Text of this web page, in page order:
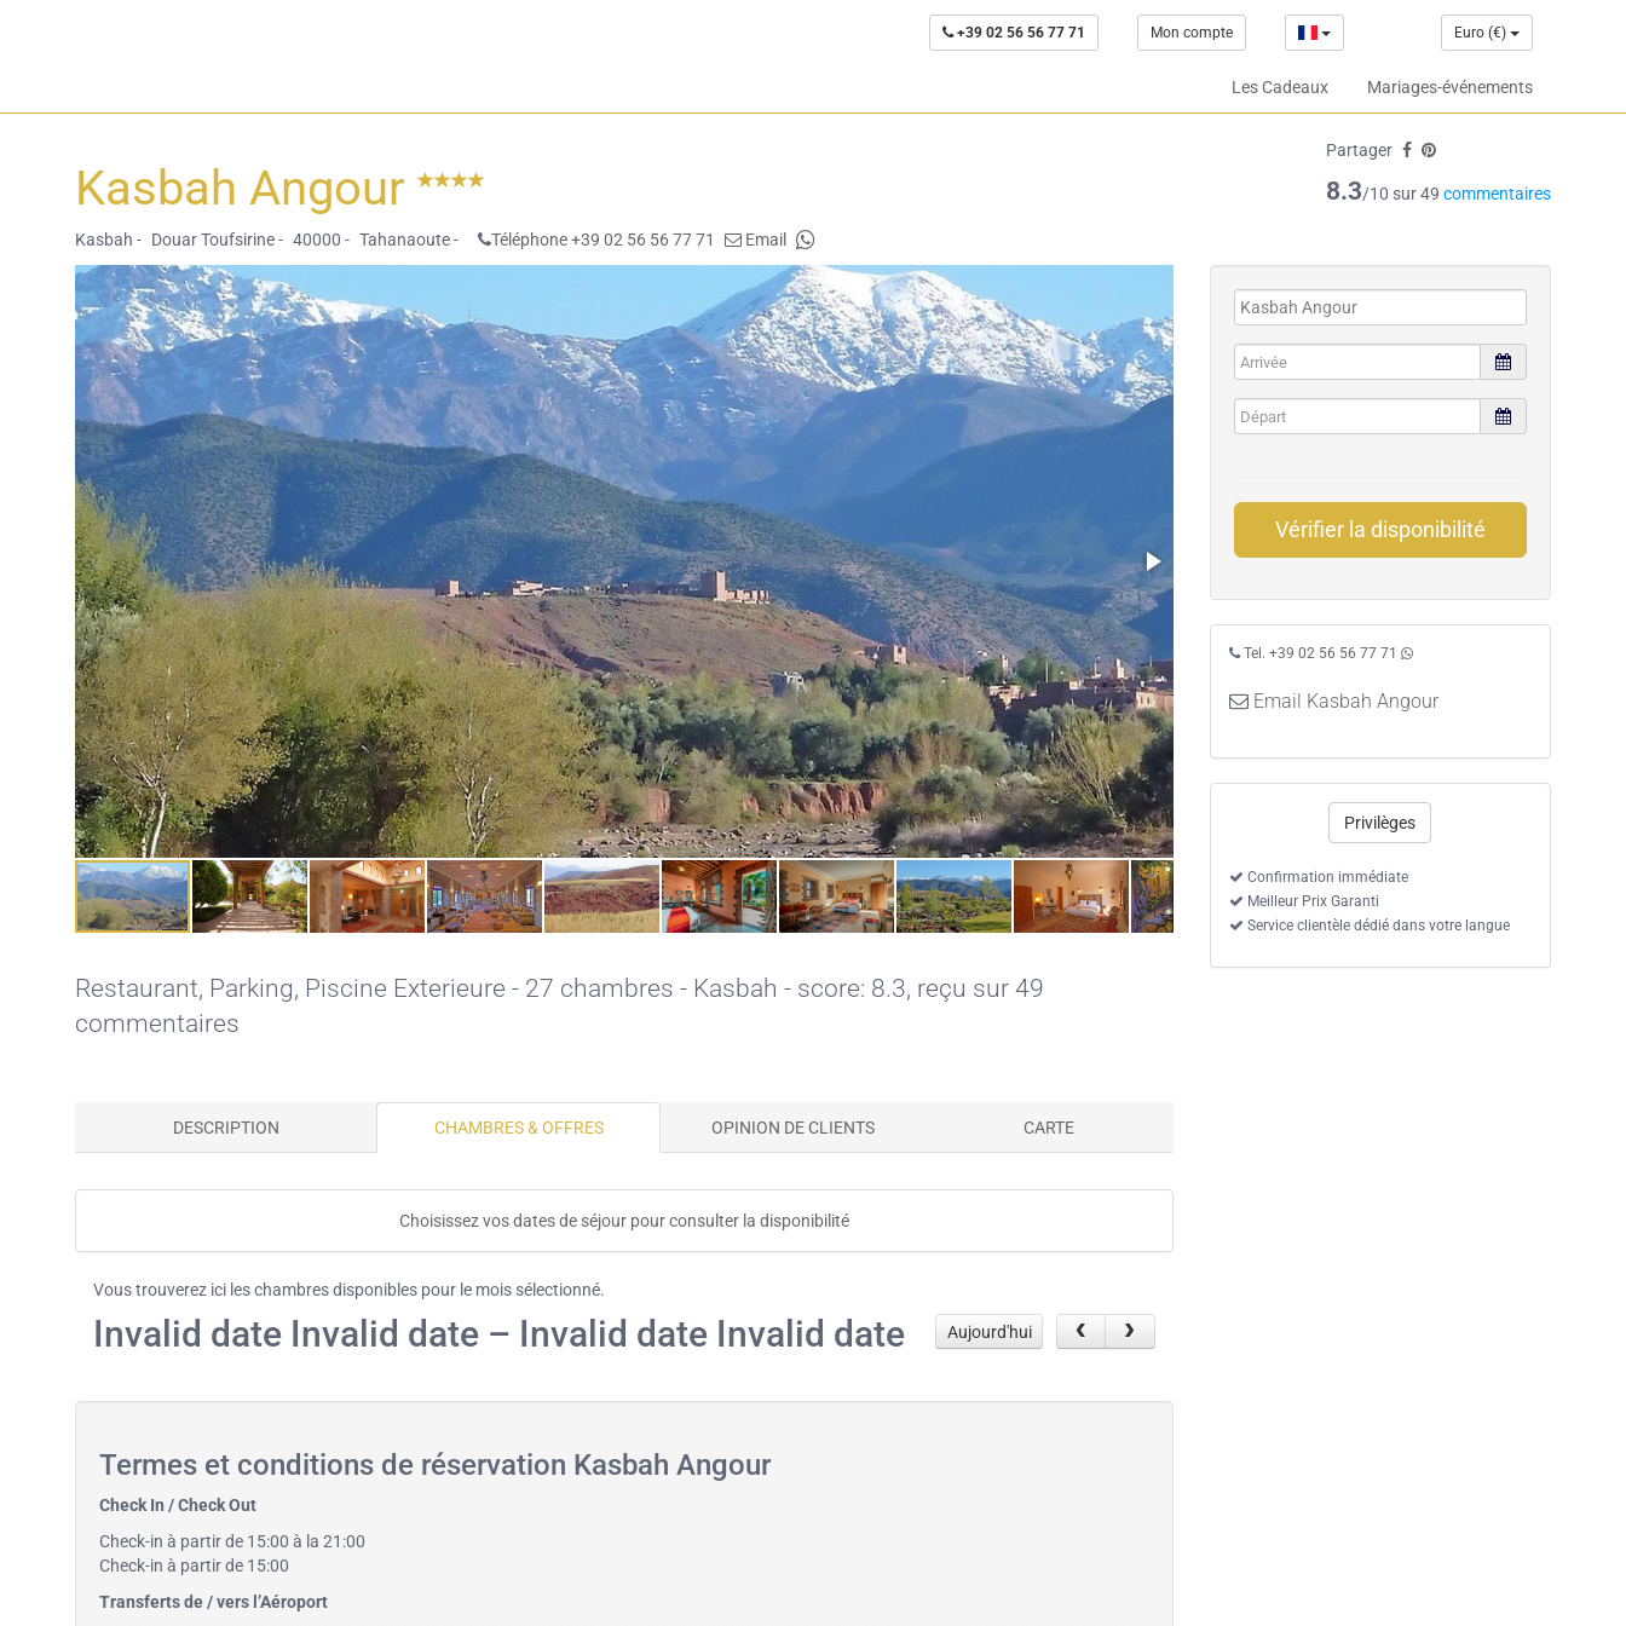
+39 02 56 56 77 71 Mon compte Euro (€)
Les Cadeaux Mariages-événements
Kasbah Angour
Kasbah - Douar Toufsirine - 40000 - Tahanaoute - Téléphone +39 02 56 56 77 71 Email
Partager
8.3/10 sur 49 commentaires
Vérifier la disponibilité
Tel. +39 02 56 56 77 71
Email Kasbah Angour
Privilèges
Confirmation immédiate
Meilleur Prix Garanti
Service clientèle dédié dans votre langue
Restaurant, Parking, Piscine Exterieure - 27 chambres - Kasbah - score: 8.3, reçu sur 49
commentaires
DESCRIPTION CHAMBRES & OFFRES OPINION DE CLIENTS CARTE
Choisissez vos dates de séjour pour consulter la disponibilité
Vous trouverez ici les chambres disponibles pour le mois sélectionné.
Invalid date Invalid date – Invalid date Invalid date Aujourd'hui
Termes et conditions de réservation Kasbah Angour
Check In / Check Out
Check-in à partir de 15:00 à la 21:00
Check-in à partir de 15:00
Transferts de / vers l’Aéroport